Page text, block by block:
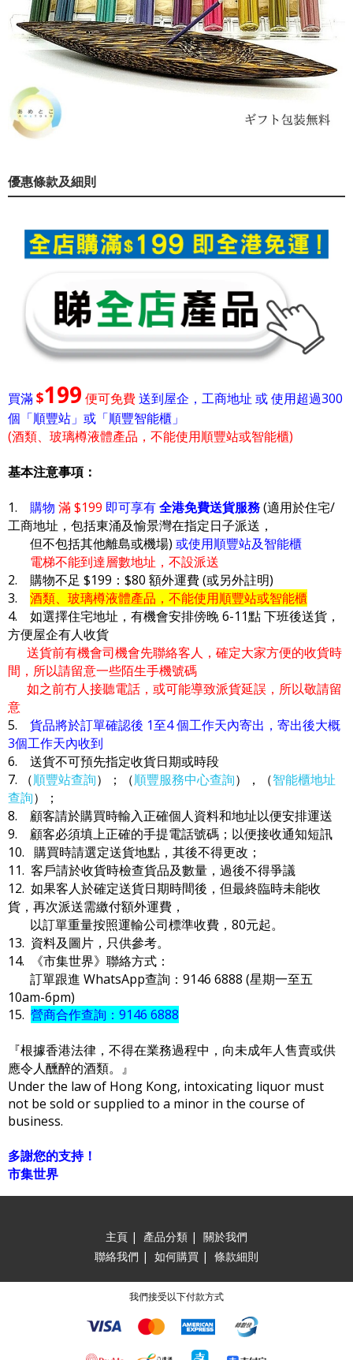
優惠條款及細則
買滿$199 便可免費送到屋企，工商地址 或 使用超過300
個「順豐站」或「順豐智能櫃」
(酒類、玻璃樽液體產品，不能使用順豐站或智能櫃)
基本注意事項：
1. 購物 滿 $199 即可享有全港免費送貨服務(適用於住宅/
工商地址，包括東涌及愉景灣在指定日子派送，
但不包括其他離島或機場) 或使用順豐站及智能櫃
電梯不能到達層數地址，不設派送
2. 購物不足 $199：$80 額外運費 (或另外註明)
3. 酒類、玻璃樽液體產品，不能使用順豐站或智能櫃
4. 如選擇住宅地址，有機會安排傍晚 6-11點 下班後送貨，
方便屋企有人收貨
送貨前有機會司機會先聯絡客人，確定大家方便的收貨時
間，所以請留意一些陌生手機號碼
如之前冇人接聽電話，或可能導致派貨延誤，所以敬請留
意
5. 貨品將於訂單確認後 1至4 個工作天內寄出，寄出後大概
3個工作天內收到
6. 送貨不可預先指定收貨日期或時段
7. （順豐站查詢）；（順豐服務中心查詢），（智能櫃地址
查詢）；
8. 顧客請於購買時輸入正確個人資料和地址以便安排運送
9. 顧客必須填上正確的手提電話號碼；以便接收通知短訊
10. 購買時請選定送貨地點，其後不得更改；
11. 客戶請於收貨時檢查貨品及數量，過後不得爭議
12. 如果客人於確定送貨日期時間後，但最終臨時未能收
貨，再次派送需繳付額外運費，
以訂單重量按照運輸公司標準收費，80元起。
13. 資料及圖片，只供參考。
14. 《市集世界》聯絡方式：
訂單跟進 WhatsApp查詢：9146 6888 (星期一至五
10am-6pm)
15. 營商合作查詢：9146 6888
『根據香港法律，不得在業務過程中，向未成年人售賣或供
應令人醺醉的酒類。』
Under the law of Hong Kong, intoxicating liquor must
not be sold or supplied to a minor in the course of
business.
多謝您的支持！
市集世界
主頁 | 產品分類 | 關於我們
聯絡我們 | 如何購買 | 條款細則
我們接受以下付款方式